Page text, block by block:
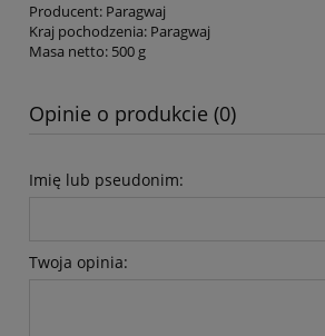
Producent: Paragwaj
Kraj pochodzenia: Paragwaj
Masa netto: 500 g
Opinie o produkcie (0)
Imię lub pseudonim:
Twoja opinia: